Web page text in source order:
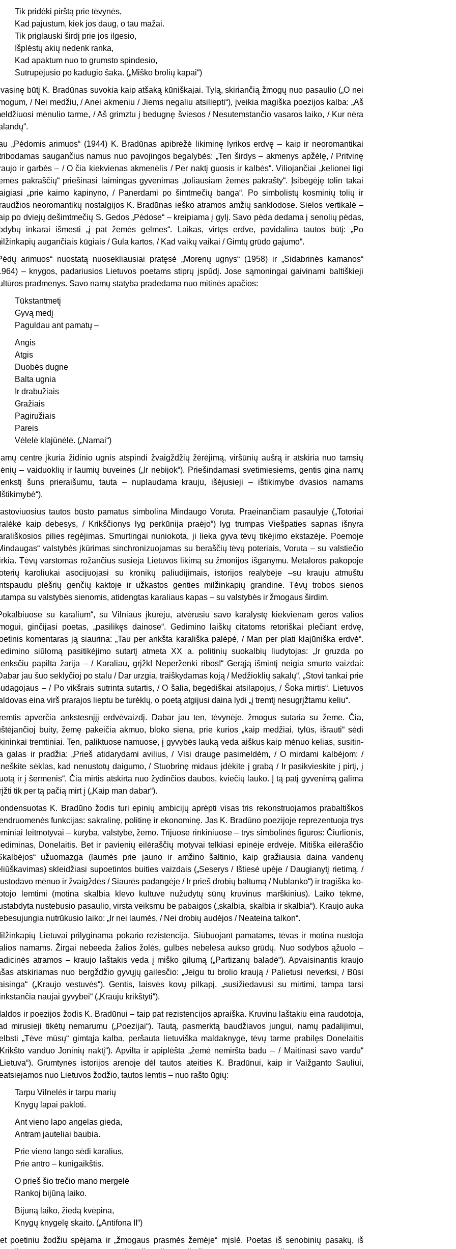
Tik pridėki pirštą prie tėvynės,
Kad pajustum, kiek jos daug, o tau mažai.
Tik priglauski širdį prie jos ilgesio,
Išplėstų akių nedenk ranka,
Kad apaktum nuo to grumsto spindesio,
Sutrupėjusio po kadugio šaka. („Miško brolių kapai“)
būtį K. Bradūnas suvokia kaip atšaką kūniškajai. Tylą, skiriančią žmogų nuo pasaulio („O nei
/ Nei medžiu, / Anei akmeniu / Jiems negaliu atsiliepti“), įveikia magiška po­ezijos kalba: „Aš
mėnulio tarme, / Aš grimztu į bedugnę švie­sos / Nesutemstančio vasaros laiko, / Kur nėra
„Pėdomis arimuos“ (1944) K. Bra­dūnas apibrėžė likiminę lyrikos erdvę – kaip ir neoromantikai
saugančius namus nuo pavojingos be­galybės: „Ten širdys – akmenys apžė­lę, / Pritvinę
ir garbės – / O čia kiekvienas akmenėlis / Per naktį guosis ir kalbės“. Viliojančiai „kelionei ligi
pakraščių“ priešinasi lai­mingas gyvenimas „toliausiam žemės pakrašty“. Įsibėgėję tolin takai
„prie kaimo kapinyno, / Panerdami po šimtmečių banga“. Po simbolistų kos­minių tolių ir
neoromantikų nostalgijos K. Bradūnas ieško atramos amžių sanklodose. Sielos vertikalė –
po dviejų dešimtmečių S. Gedos „Pėdose“ – kreipiama į gylį. Savo pėda dedama į senolių pėdas,
inka­rai išmesti „į pat žemės gelmes“. Lai­kas, virtęs erdve, pavidalina tautos bū­tį: „Po
augančiais kūgiais / Gula kartos, / Kad vaikų vaikai / Gimtų grūdo gajumo“.
arimuos“ nuostatą nuosekliau­siai pratęsė „Morenų ugnys“ (1958) ir „Sidabrinės kamanos“
– knygos, padariusios Lietuvos poetams stiprų įspūdį. Jose sąmoningai gaivinami bal­tiškieji
pradmenys. Savo na­mų statyba pradedama nuo mitinės apa­čios:
Tūkstantmetį
Gyvą medį
Paguldau ant pamatų –
Angis
Atgis
Duobės dugne
Balta ugnia
Ir drabužiais
Gražiais
Pagiružiais
Pareis
Vėlelė klajūnėlė. („Namai“)
centre įkuria židinio ugnis at­spindi žvaigždžių žėrėjimą, viršūnių aušrą ir atskiria nuo tamsių
– vaiduoklių ir laumių buveinės („Ir ne­bijok“). Priešindamasi svetimiesiems, gentis gina namų
šuns prie­raišumu, tauta – nuplaudama krauju, išėjusieji – ištikimybe dvasios na­mams
tautos būsto pamatus simbolina Mindaugo Voruta. Praeinan­čiam pasaulyje („Totoriai
kaip debesys, / Krikščionys lyg perkūnija praėjo“) lyg trumpas Viešpaties sapnas išnyra
pilies regėjimas. Smurtingai nuniokota, ji lieka gyva tė­vų tikėjimo ekstazėje. Poemoje
valstybės įkūrimas sinchroni­zuojamas su beraščių tėvų poteriais, Voruta – su valstiečio
Tėvų varstomas rožančius susieja Lietuvos likimą su žmonijos išganymu. Metaloros pakopoje
karoliukai asoci­juojasi su kronikų paliudijimais, isto­rijos realybėje –su krauju atmuštu
plėšrių genčių kaktoje ir užkastos genties milžinkapių grandine. Tėvų trobos sienos
su valsty­bės sienomis, atidengtas karaliaus kapas – su valstybės ir žmogaus šir­dim.
su karalium“, su Vil­niaus įkūrėju, atvėrusiu savo karalys­tę kiekvienam geros valios
ginčijasi poetas, „pasilikęs dainose“. Gedimino laiškų citatoms retoriškai plečiant erdvę,
komentaras ją siaurina: „Tau per ankšta karališka pa­lėpė, / Man per plati klajūniška erd­vė“.
siūlomą pasitikėjimo su­tartį atmeta XX a. politinių suokalbių liudytojas: „Ir gruzda po
papilta žarija – / Karaliau, grįžk! Ne­perženki ribos!“ Gerąją išmintį neigia smurto vaizdai:
jau šuo sek­lyčioj po stalu / Dar urzgia, traišky­damas koją / Medžioklių sakalų“, „Stovi tankai prie
– / Po vikšrais sutrinta sutartis, / O šalia, begėdiškai atsilapojus, / Šoka mirtis“. Lietuvos
eina virš prarajos lieptu be turėklų, o poetą atgijusi daina lydi „į tremtį nesugrįžtamu keliu“.
apverčia ankstesnįjį erdvėvaizdį. Dabar jau ten, tėvynėje, žmo­gus sutaria su žeme. Čia,
buity, žemę pakeičia akmuo, bloko sie­na, prie kurios „kaip medžiai, tylūs, išrauti“ sėdi
tremtiniai. Ten, paliktuose namuose, į gyvybės lauką veda aiškus kaip mėnuo kelias, susitin­
galas ir pradžia: „Prieš atidarydami avilius, / Visi drauge pasimeldėm, / O mirdami kalbėjom: /
sėk­las, kad nenustotų daigumo, / Stuob­rinę midaus įdėkite į grabą / Ir pasi­kvieskite į pirtį, į
ir į šermenis“, Čia mirtis atskirta nuo žydinčios dau­bos, kviečių lauko. Į tą patį gyvenimą galima
tik per tą pačią mirt į („Kaip man dabar“).
K. Bradūno žodis turi epinių ambicijų aprėpti visas tris re­konstruojamos prabaltiškos
funkcijas: sakralinę, politinę ir ekonominę. Jas K. Bradūno poezijoje reprezentuoja trys
leitmoty­vai – kūryba, valstybė, žemo. Trijuose rinkiniuose – trys simbolinės figūros: Čiurlionis,
Donelaitis. Bet ir pavienių eilėraščių motyvai telkiasi epinėje erdvėje. Mitiška eilėraščio
užuomazga (laumės prie jauno ir amžino šaltinio, kaip gražiau­sia daina vandenų
sklei­džiasi supoetintos buities vaizdais („Se­serys / Ištiesė upėje / Daugianytį rie­timą. /
mėnuo ir žvaigždės / Siaurės padangėje / Ir prieš drobių baltumą / Nublanko“) ir tragiška ko­
lemtimi (motina skalbia kle­vo kultuve nužudytų sūnų kruvinus marškinius). Laiko tėkmė,
nustebusio pasaulio, virsta veiksmu be pabaigos („skalbia, skalbia ir skal­bia“). Kraujo auka
nutrū­kusio laiko: „Ir nei laumės, / Nei drobių audėjos / Neateina talkon“.
Lietuvai prilyginama po­kario rezistencija. Siūbuojant pama­tams, tėvas ir motina nustoja
namams. Žirgai nebeėda žalios žolės, gulbės nebelesa aukso grūdų. Nuo so­dybos ąžuolo –
atramos – kraujo laštakis veda į miško gilumą („Partizanų baladė“). Apvaisinantis kraujo
atskiriamas nuo bergždžio gyvųjų gailesčio: „Jeigu tu brolio krau­ją / Palietusi neverksi, / Būsi
(„Kraujo vestuvės“). Gentis, laisvės ko­vų pilkapį, „susižiedavusi su mirtimi, tampa tarsi
naujai gyvy­bei“ („Krauju krikštyti“).
ir poezijos žodis K. Bradūnui – taip pat rezistencijos apraiška. Kruvinu laštakiu eina raudotoja,
mirusieji tikėtų nemarumu („Poezijai“). Tautą, pasmerktą baudžiavos jungui, namų padalijimui,
„Tėve mūsų“ gimtąja kalba, peršauta lietuviška mal­daknygė, tėvų tarme prabilęs Donelai­tis
vanduo Joninių naktį“). Apvilta ir apiplėšta „žemė nemiršta ba­du – / Maitinasi savo vardu“
Grumtynės istorijos arenoje dėl tautos ateities K. Bradūnui, kaip ir Vaiž­ganto Sauliui,
nuo Lietu­vos žodžio, tautos lemtis – nuo rašto ūgių:
Tarpu Vilnelės ir tarpu marių
Knygų lapai pakloti.
Ant vieno lapo angelas gieda,
Antram jauteliai baubia.
Prie vieno lango sėdi karalius,
Prie antro – kunigaikštis.
O prieš šio trečio mano mergelė
Rankoj bijūną laiko.
Bijūną laiko, žiedą kvėpina,
Knygų knygelę skaito. („Antifona II“)
poetiniu žodžiu spėjama ir „žmo­gaus prasmės žemėje“ mįslė. Poetas iš senobinių pasakų, iš